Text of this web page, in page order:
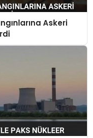
Askeri